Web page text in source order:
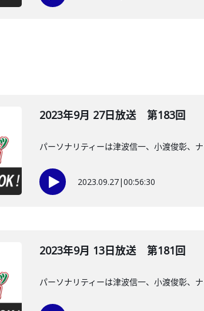
2023年9月 27日放送 第183回
パーソナリティーは津波信一、小渡俊彰、
2023.09.27|00:56:30
2023年9月 13日放送 第181回
パーソナリティーは津波信一、小渡俊彰、